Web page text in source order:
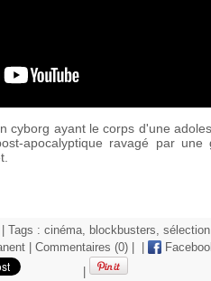
cyborg ayant le corps d'une
apocalyptique ravagé par une
| Tags : cinéma blockbusters sélection
Commentaires (0)